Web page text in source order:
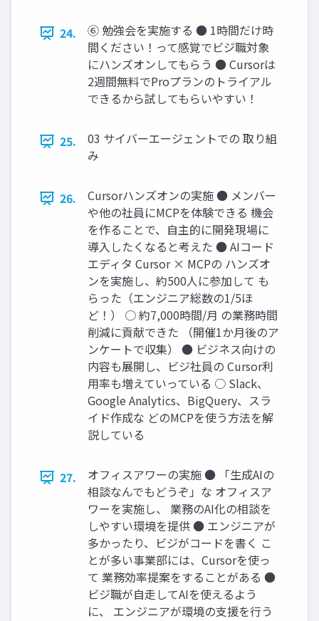
24.
⑥ 勉強会を実施する ● 1時間だけ時
間ください！って感覚でビジ職対象
にハンズオンしてもらう ● Cursorは
2週間無料でProプランのトライアル
できるから試してもらいやすい！
25.
03 サイバーエージェントでの 取り組
み
26.
Cursorハンズオンの実施 ● メンバー
や他の社員にMCPを体験できる 機会
を作ることで、自主的に開発現場に
導入したくなると考えた ● AIコード
エディタ Cursor × MCPの ハンズオ
ンを実施し、約500人に参加して も
らった（エンジニア総数の1/5ほ
ど！） ○ 約7,000時間/月 の業務時間
削減に貢献できた （開催1か月後のア
ンケートで収集） ● ビジネス向けの
内容も展開し、ビジ社員の Cursor利
用率も増えていっている ○ Slack、
Google Analytics、BigQuery、スラ
イド作成な どのMCPを使う方法を解
説している
27.
オフィスアワーの実施 ● 「生成AIの
相談なんでもどうぞ」な オフィスア
ワーを実施し、 業務のAI化の相談を
しやすい環境を提供 ● エンジニアが
多かったり、ビジがコードを書く こ
とが多い事業部には、Cursorを使っ
て 業務効率提案をすることがある ●
ビジ職が自走してAIを使えるよう
に、 エンジニアが環境の支援を行う